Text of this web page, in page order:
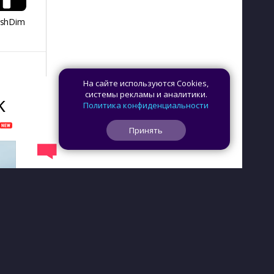
На сайте используются Cookies,
системы рекламы и аналитики.
Политика конфиденциальности
Принять